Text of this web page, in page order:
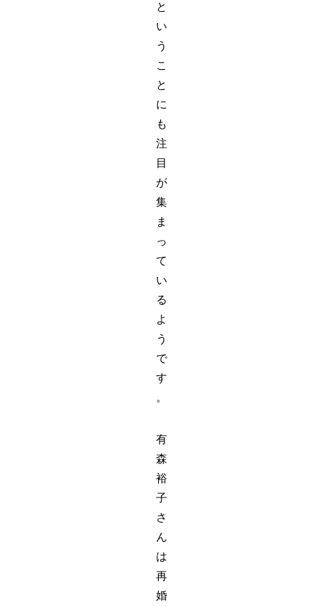
と
い
う
こ
と
に
も
注
目
が
集
ま
っ
て
い
る
よ
う
で
す
。
有
森
裕
子
さ
ん
は
再
婚